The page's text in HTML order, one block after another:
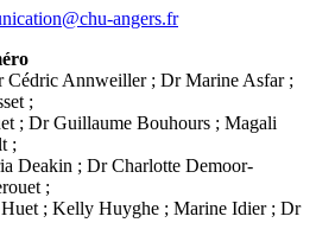
angers.fr
Cédric Annweiller ; Dr Marine Asfar ;
;
; Dr Guillaume Bouhours ; Magali
;
Deakin ; Dr Charlotte Demoor-
;
; Kelly Huyghe ; Marine Idier ; Dr